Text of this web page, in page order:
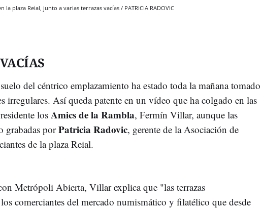
la plaza Reial, junto a varias terrazas vacías / PATRICIA RADOVIC
del céntrico emplazamiento ha estado toda la mañana tomado
irregulares. Así queda patente en un vídeo que ha colgado en las
los Amicsde la Rambla, Fermín Villar, aunque las
grabadas porPatricia Radovic, gerente de la Asociación de
de la plazaReial.
Metrópoli Abierta, Villarexplica que "las terrazas
comerciantes del mercado numismático y filatélico que desde